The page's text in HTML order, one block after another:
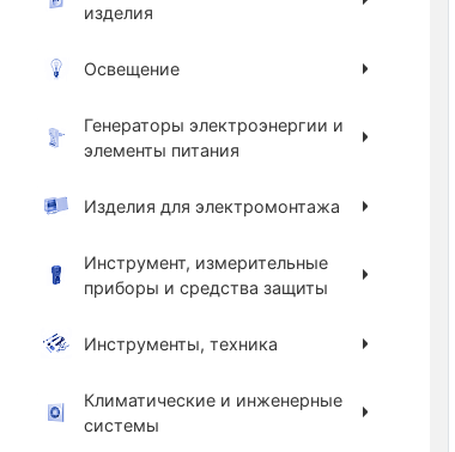
изделия
Освещение
Генераторы электроэнергии и
элементы питания
Изделия для электромонтажа
Инструмент, измерительные
приборы и средства защиты
Инструменты, техника
Климатические и инженерные
системы